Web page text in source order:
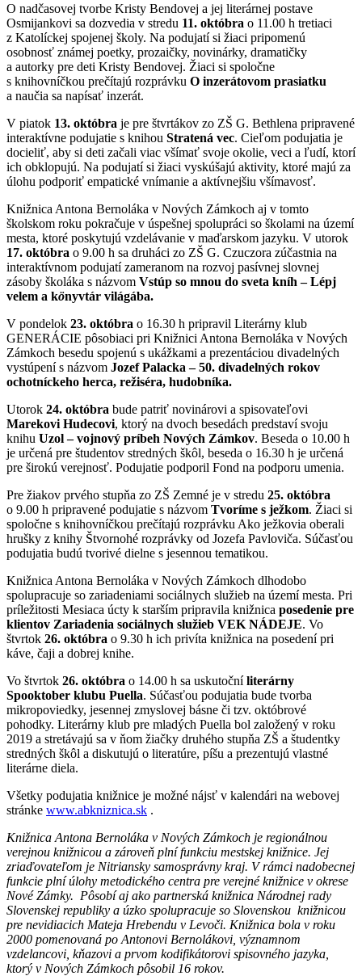
O nadčasovej tvorbe Kristy Bendovej a jej literárnej postave
Osmijankovi sa dozvedia v stredu 11. októbra o 11.00 h tretiaci
z Katolíckej spojenej školy. Na podujatí si žiaci pripomenú
osobnosť známej poetky, prozaičky, novinárky, dramatičky
a autorky pre deti Kristy Bendovej. Žiaci si spoločne
s knihovníčkou prečítajú rozprávku O inzerátovom prasiatku
a naučia sa napísať inzerát.
V piatok 13. októbra je pre štvrtákov zo ZŠ G. Bethlena pripravené
interaktívne podujatie s knihou Stratená vec. Cieľom podujatia je
docieliť, aby si deti začali viac všímať svoje okolie, veci a ľudí, ktorí
ich obklopujú. Na podujatí si žiaci vyskúšajú aktivity, ktoré majú za
úlohu podporiť empatické vnímanie a aktívnejšiu všímavosť.
Knižnica Antona Bernoláka v Nových Zámkoch aj v tomto
školskom roku pokračuje v úspešnej spolupráci so školami na území
mesta, ktoré poskytujú vzdelávanie v maďarskom jazyku. V utorok
17. októbra o 9.00 h sa druháci zo ZŠ G. Czuczora zúčastnia na
interaktívnom podujatí zameranom na rozvoj pasívnej slovnej
zásoby školáka s názvom Vstúp so mnou do sveta kníh – Lépj
velem a könyvtár világába.
V pondelok 23. októbra o 16.30 h pripravil Literárny klub
GENERÁCIE pôsobiaci pri Knižnici Antona Bernoláka v Nových
Zámkoch besedu spojenú s ukážkami a prezentáciou divadelných
vystúpení s názvom Jozef Palacka – 50. divadelných rokov
ochotníckeho herca, režiséra, hudobníka.
Utorok 24. októbra bude patriť novinárovi a spisovateľovi
Marekovi Hudecovi, ktorý na dvoch besedách predstaví svoju
knihu Uzol – vojnový príbeh Nových Zámkov. Beseda o 10.00 h
je určená pre študentov stredných škôl, beseda o 16.30 h je určená
pre širokú verejnosť. Podujatie podporil Fond na podporu umenia.
Pre žiakov prvého stupňa zo ZŠ Zemné je v stredu 25. októbra
o 9.00 h pripravené podujatie s názvom Tvoríme s ježkom. Žiaci si
spoločne s knihovníčkou prečítajú rozprávku Ako ježkovia oberali
hrušky z knihy Štvornohé rozprávky od Jozefa Pavloviča. Súčasťou
podujatia budú tvorivé dielne s jesennou tematikou.
Knižnica Antona Bernoláka v Nových Zámkoch dlhodobo
spolupracuje so zariadeniami sociálnych služieb na území mesta. Pri
príležitosti Mesiaca úcty k starším pripravila knižnica posedenie pre
klientov Zariadenia sociálnych služieb VEK NÁDEJE. Vo
štvrtok 26. októbra o 9.30 h ich privíta knižnica na posedení pri
káve, čaji a dobrej knihe.
Vo štvrtok 26. októbra o 14.00 h sa uskutočníliterárny
Spooktober klubu Puella. Súčasťou podujatia bude tvorba
mikropoviedky, jesennej zmyslovej básne či tzv. októbrové
pohodky. Literárny klub pre mladých Puella bol založený v roku
2019 a stretávajú sa v ňom žiačky druhého stupňa ZŠ a študentky
stredných škôl a diskutujú o literatúre, píšu a prezentujú vlastné
literárne diela.
Všetky podujatia knižnice je možné nájsť v kalendári na webovej
stránke www.abkniznica.sk .
Knižnica Antona Bernoláka v Nových Zámkoch je regionálnou
verejnou knižnicou a zároveň plní funkciu mestskej knižnice. Jej
zriaďovateľom je Nitriansky samosprávny kraj. V rámci nadobecnej
funkcie plní úlohy metodického centra pre verejné knižnice v okrese
Nové Zámky. Pôsobí aj ako partnerská knižnica Národnej rady
Slovenskej republiky a úzko spolupracuje so Slovenskou knižnicou
pre nevidiacich Mateja Hrebendu v Levoči. Knižnica bola v roku
2000 pomenovaná po Antonovi Bernolákovi, významnom
vzdelancovi, kňazovi a prvom kodifikátorovi spisovného jazyka,
ktorý v Nových Zámkoch pôsobil 16 rokov.